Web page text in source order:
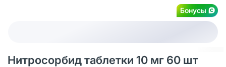
Бонусы
Нитросорбид таблетки 10 мг 60 шт